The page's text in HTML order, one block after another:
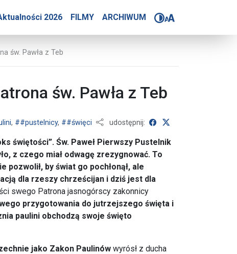
2026 FILMY ARCHIWUM
– paulini rozsławiają
św. Pawła z Teb
św. Pawła z Teb
, ##pustelnicy, ##święci udostępnij: udostępnij na
świętości”. Św. Paweł Pierwszy Pustelnik
z czego miał odwagę zrezygnować. To
by świat go pochłonął, ale
dla rzeszy chrześcijan i dziś jest dla
swego Patrona jasnogórscy zakonnicy
przygotowania do jutrzejszego święta i
paulini obchodzą swoje święto
jako Zakon Paulinów wyrósł z ducha